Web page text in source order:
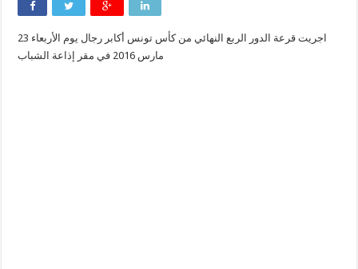
اجريت قرعة الدور الربع النهائي من كأس تونس أكابر رجال يوم الأربعاء 23
مارس 2016 في مقر إذاعة الشباب